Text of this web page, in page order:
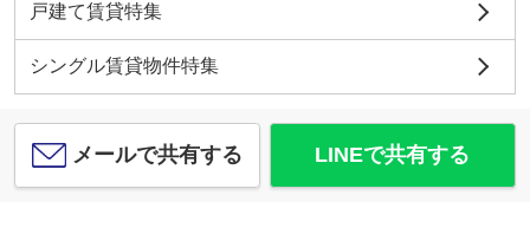
戸建て賃貸特集
シングル賃貸物件特集
メールで共有する LINEで共有する